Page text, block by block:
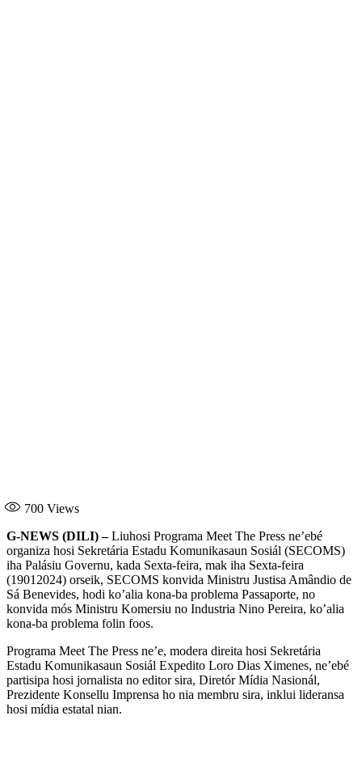
700 Views
G-NEWS (DILI) –Liuhosi Programa Meet The Press ne’ebé
organiza hosi Sekretária Estadu Komunikasaun Sosiál (SECOMS)
iha Palásiu Governu, kada Sexta-feira, mak iha Sexta-feira
(19012024) orseik, SECOMS konvida Ministru Justisa Amândio de
Sá Benevides, hodi ko’alia kona-ba problema Passaporte, no
konvida mós Ministru Komersiu no Industria Nino Pereira, ko’alia
kona-ba problema folin foos.
Programa Meet The Press ne’e, modera direita hosi Sekretária
Estadu Komunikasaun Sosiál Expedito Loro Dias Ximenes, ne’ebé
partisipa hosi jornalista no editor sira, Diretór Mídia Nasionál,
Prezidente Konsellu Imprensa ho nia membru sira, inklui lideransa
hosi mídia estatal nian.